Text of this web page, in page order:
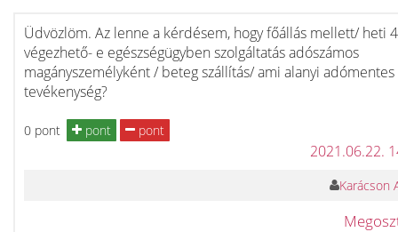
Üdvözlöm. Az lenne a kérdésem, hogy főállás mellett/ heti
végezhető- e egészségügyben szolgáltatás adószámos
magányszemélyként / beteg szállítás/ ami alanyi adómentes
tevékenység?
0 pont pont pont
2021.06.22.
Karácson